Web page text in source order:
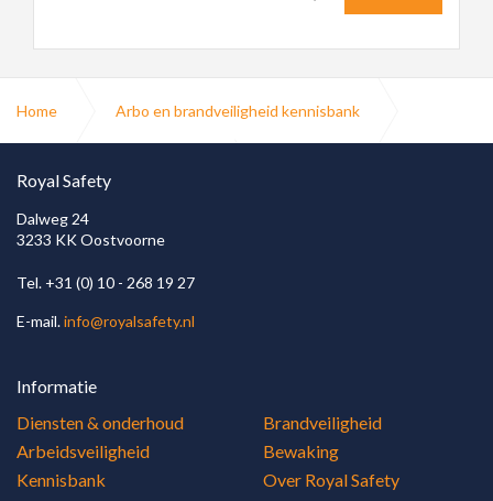
Home Arbo en brandveiligheid kennisbank
Normen wet en regelgeving
Royal Safety
Dalweg 24
3233 KK Oostvoorne
Tel. +31 (0) 10 - 268 19 27
E-mail.info@royalsafety.nl
Informatie
Diensten & onderhoud
Brandveiligheid
Arbeidsveiligheid
Bewaking
Kennisbank
Over Royal Safety